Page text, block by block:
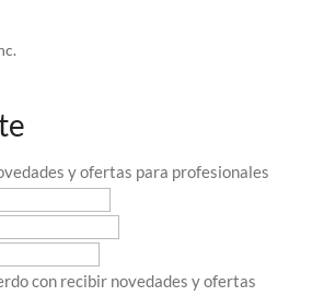
y ofertas para profesionales
con recibir novedades y ofertas